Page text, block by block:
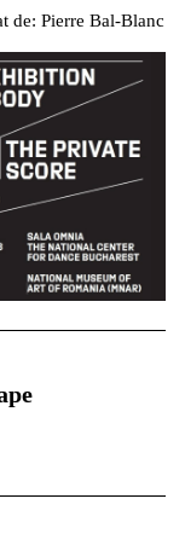
de: Pierre Bal-Blanc